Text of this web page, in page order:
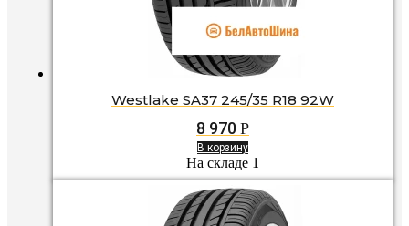
Westlake SA37 245/35 R18 92W
8 970 Р
В корзину
На складе 1